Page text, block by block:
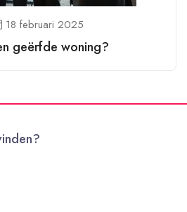
18 februari 2025
geërfde woning?